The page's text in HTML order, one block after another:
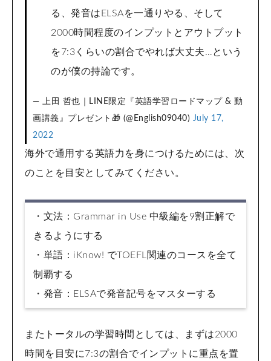
る、発音はELSAを一通りやる、そして
2000時間程度のインプットとアウトプット
を7:3くらいの割合でやれば大丈夫…という
のが僕の持論です。
— 上田 哲也｜LINE限定『英語学習ロードマップ & 動
画講義』プレゼント🎁 (@English09040) July 17,
2022
海外で通用する英語力を身につけるためには、次
のことを目安としてみてください。
・文法：Grammar in Use 中級編を9割正解で
きるようにする
・単語：iKnow! でTOEFL関連のコースを全て
制覇する
・発音：ELSAで発音記号をマスターする
またトータルの学習時間としては、まずは2000
時間を目安に7:3の割合でインプットに重点を置